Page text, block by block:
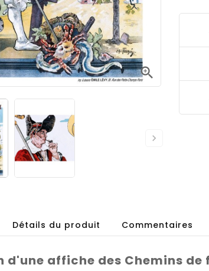


Détails du produit Commentaires
d'une affiche des Chemins de